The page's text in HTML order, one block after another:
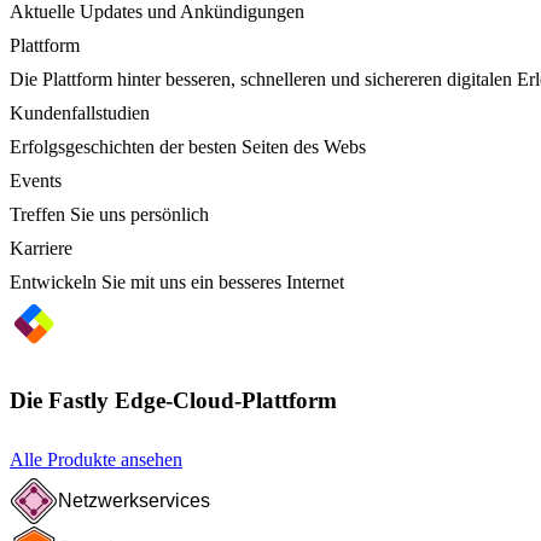
Aktuelle Updates und Ankündigungen
Plattform
Die Plattform hinter besseren, schnelleren und sichereren digitalen
Kundenfallstudien
Erfolgsgeschichten der besten Seiten des Webs
Events
Treffen Sie uns persönlich
Karriere
Entwickeln Sie mit uns ein besseres Internet
Die Fastly Edge-Cloud-Plattform
Alle Produkte ansehen
Netzwerkservices